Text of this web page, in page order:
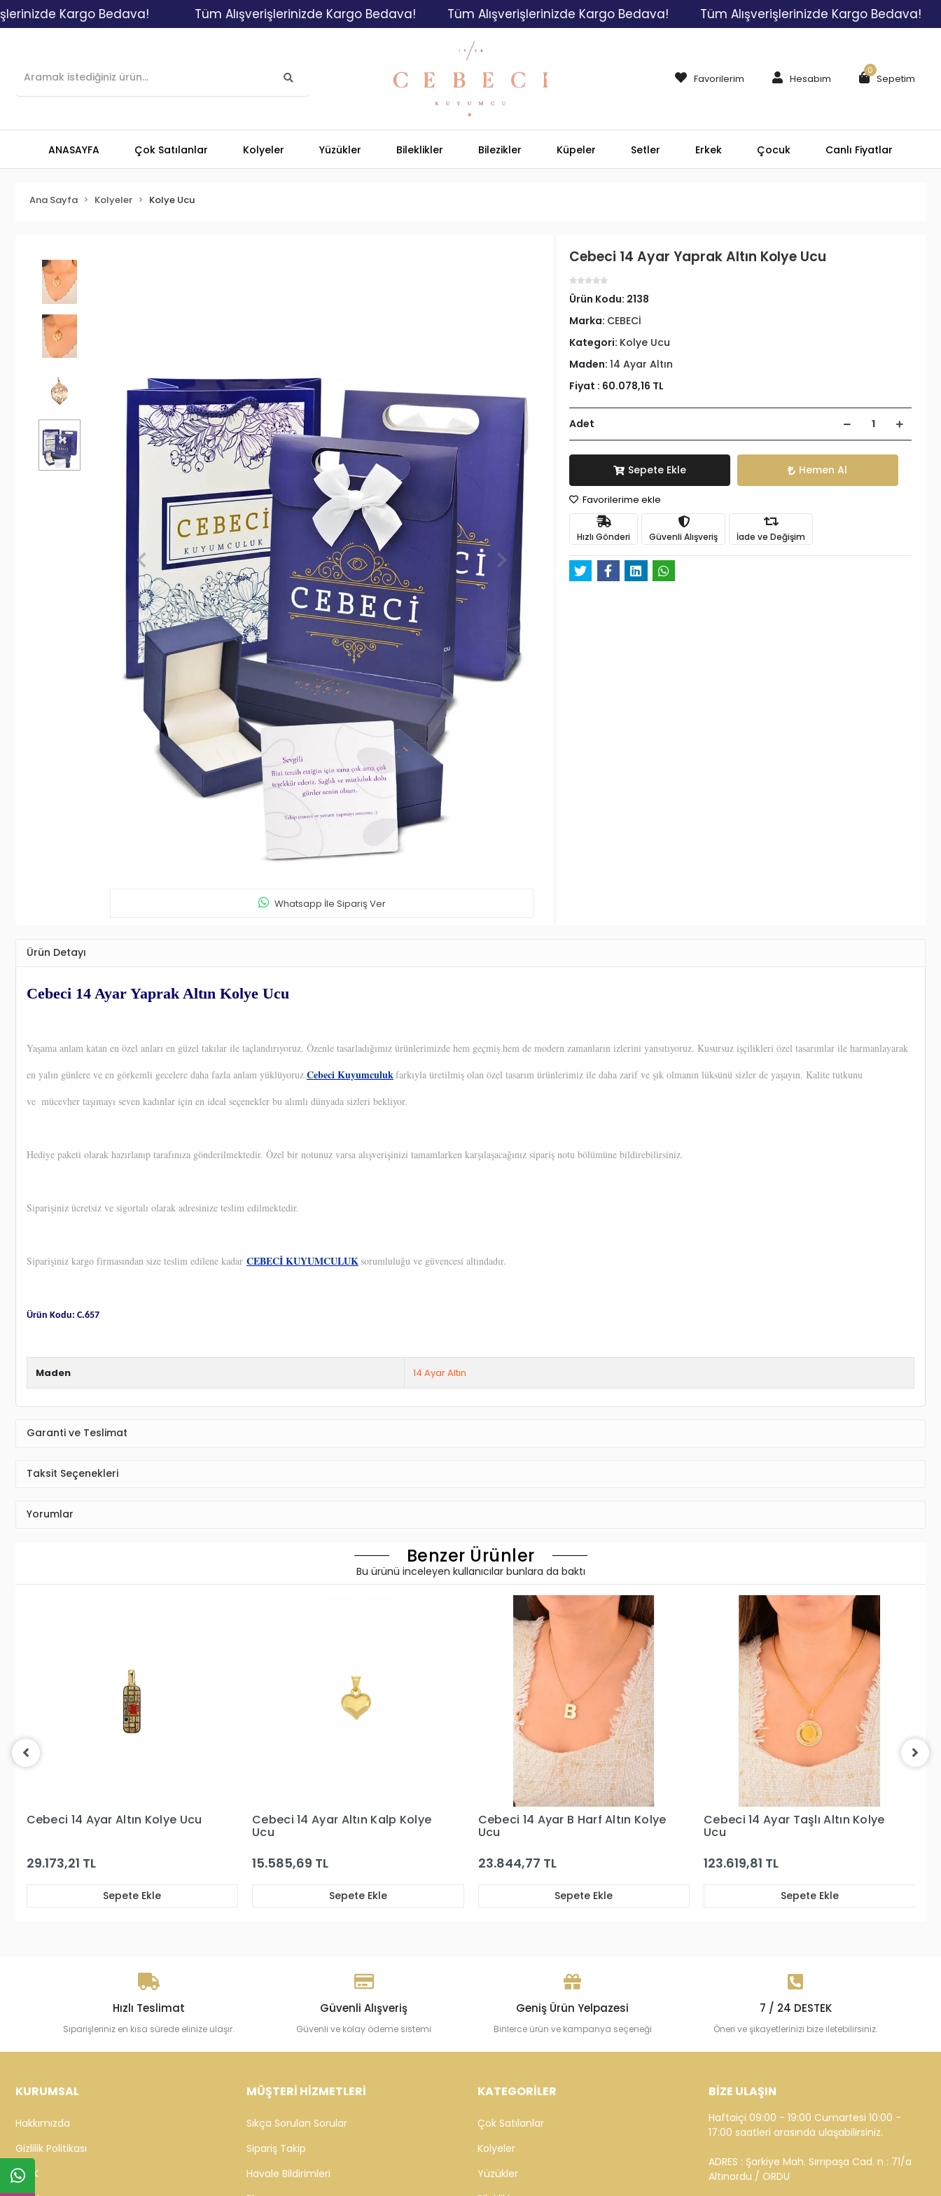
Kargo Bedava! Tüm Alışverişlerinizde Kargo Bedava! Tüm Alışverişlerinizde Kargo Bedava! Tüm Alışverişlerinizde Kargo Bedava!
Favorilerim Hesabım Sepetim
0
ANASAYFA Çok Satılanlar Kolyeler Yüzükler Bileklikler Bilezikler Küpeler Setler Erkek Çocuk Canlı Fiyatlar
Ana Sayfa Kolyeler Kolye Ucu
Whatsapp İle Sipariş Ver
Cebeci 14 Ayar Yaprak Altın Kolye Ucu
Ürün Kodu: 2138
Marka: CEBECİ
Kategori: Kolye Ucu
Maden: 14 Ayar Altın
Fiyat : 60.078,16 TL
Adet
Sepete Ekle Hemen Al
Favorilerime ekle
Hızlı Gönderi Güvenli Alışveriş İade ve Değişim
Ürün Detayı
Cebeci 14 Ayar Yaprak Altın Kolye Ucu
Yaşama anlam katan en özel anları en güzel takılar ile taçlandırıyoruz. Özenle tasarladığımız ürünlerimizde hem geçmiş hem de modern zamanların izlerini yansıtıyoruz. Kusursuz işçilikleri özel tasarımlar ile harmanlayarak
en yalın günlere ve en görkemli gecelere daha fazla anlam yüklüyoruz.Cebeci Kuyumculukfarkıyla üretilmiş olan özel tasarım ürünlerimiz ile daha zarif ve şık olmanın lüksünü sizler de yaşayın. Kalite tutkunu
ve mücevher taşımayı seven kadınlar için en ideal seçenekler bu alımlı dünyada sizleri bekliyor.
Hediye paketi olarak hazırlanıp tarafınıza gönderilmektedir. Özel bir notunuz varsa alışverişinizi tamamlarken karşılaşacağınız sipariş notu bölümüne bildirebilirsiniz.
Siparişiniz ücretsiz ve sigortalı olarak adresinize teslim edilmektedir.
Siparişiniz kargo firmasından size teslim edilene kadar CEBECİ KUYUMCULUKsorumluluğu ve güvencesi altındadır.
Ürün Kodu: C.657
Maden 14 Ayar Altın
Garanti ve Teslimat
Taksit Seçenekleri
Yorumlar
Benzer Ürünler
Bu ürünü inceleyen kullanıcılar bunlara da baktı
Cebeci 14 Ayar Altın Kalp Kolye
15.585,69 TL
Sepete Ekle
Cebeci 14 Ayar B Harf Altın Kolye
Ucu
23.844,77 TL
Sepete Ekle
Cebeci 14 Ayar Taşlı Altın Kolye
Ucu
123.619,81 TL
Sepete Ekle
Cebeci 14 Ayar Yeşil Taşlı Altın
Kolye Ucu
8.458,90 TL
Sepete Ekle
Hızlı Teslimat
Siparişleriniz en kısa sürede elinize ulaşır.
Güvenli Alışveriş
Güvenli ve kolay ödeme sistemi
Geniş Ürün Yelpazesi
Binlerce ürün ve kampanya seçeneği
7 / 24 DESTEK
Öneri ve şikayetlerinizi bize iletebilirsiniz.
KURUMSAL
Hakkımızda
Gizlilik Politikası
KVKK
MÜŞTERİ HİZMETLERİ
Sıkça Sorulan Sorular
Sipariş Takip
Havale Bildirimleri
KATEGORİLER
Çok Satılanlar
Kolyeler
Yüzükler
BİZE ULAŞIN
Haftaiçi 09:00 - 19:00 Cumartesi 10:00 -
17:00 saatleri arasında ulaşabilirsiniz.
ADRES : Şarkiye Mah. Sırrıpaşa Cad. n : 71/a
Altınordu / ORDU